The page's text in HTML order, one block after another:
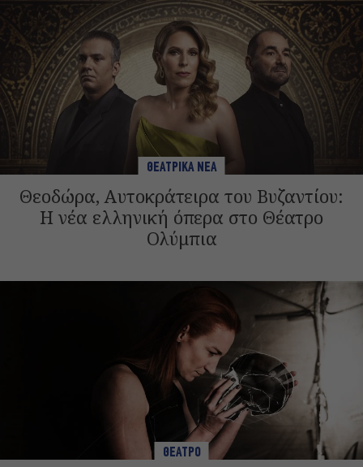
ΘΕΑΤΡΙΚΑ ΝΕΑ
Θεοδώρα, Αυτοκράτειρα του Βυζαντίου:
Η νέα ελληνική όπερα στο Θέατρο
Ολύμπια
ΘΕΑΤΡΟ